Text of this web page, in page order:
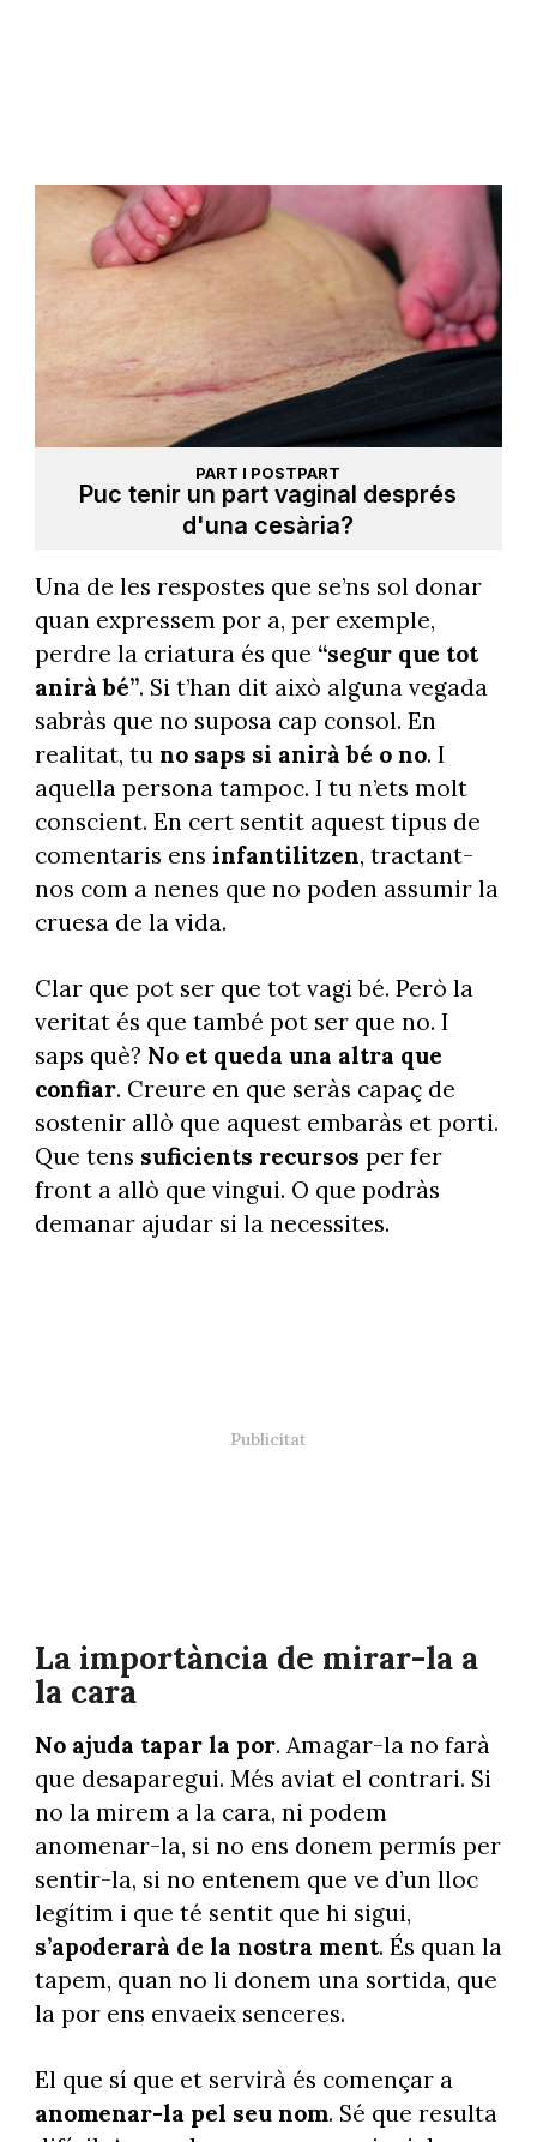
PART I POSTPART
Puc tenir un part vaginal després
d'una cesària?
Una de les respostes que se’ns sol donar
quan expressem por a, per exemple,
perdre la criatura és que “segur que tot
anirà bé”. Si t’han dit això alguna vegada
sabràs que no suposa cap consol. En
realitat, tu no saps si anirà bé o no. I
aquella persona tampoc. I tu n’ets molt
conscient. En cert sentit aquest tipus de
comentaris ens infantilitzen, tractant-
nos com a nenes que no poden assumir la
cruesa de la vida.
Clar que pot ser que tot vagi bé. Però la
veritat és que també pot ser que no. I
saps què? No et queda una altra que
confiar. Creure en que seràs capaç de
sostenir allò que aquest embaràs et porti.
Que tens suficients recursos per fer
front a allò que vingui. O que podràs
demanar ajudar si la necessites.
La importància de mirar-la a
la cara
No ajuda tapar la por. Amagar-la no farà
que desaparegui. Més aviat el contrari. Si
no la mirem a la cara, ni podem
anomenar-la, si no ens donem permís per
sentir-la, si no entenem que ve d’un lloc
legítim i que té sentit que hi sigui,
s’apoderarà de la nostra ment. És quan la
tapem, quan no li donem una sortida, que
la por ens envaeix senceres.
El que sí que et servirà és començar a
anomenar-la pel seu nom. Sé que resulta